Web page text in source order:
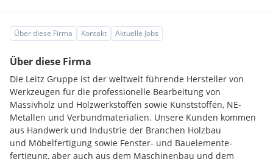
Über diese Firma Kontakt Aktuelle Jobs
Über diese Firma
Die Leitz Gruppe ist der weltweit führende Hersteller von
Werkzeugen für die professionelle Bearbeitung von
Massivholz und Holzwerkstoffen sowie Kunststoffen, NE-
Metallen und Verbundmaterialien. Unsere Kunden kommen
aus Handwerk und Industrie der Branchen Holzbau
und Möbelfertigung sowie Fenster- und Bauelemente-
fertigung, aber auch aus dem Maschinenbau und dem